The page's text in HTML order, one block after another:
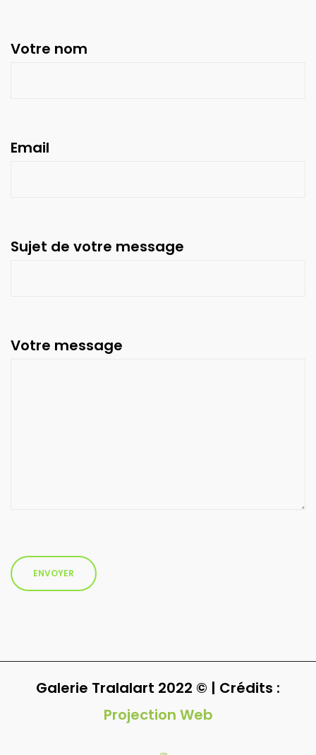
Votre nom
Email
Sujet de votre message
Votre message
Galerie Tralalart 2022 © | Crédits :
Projection Web